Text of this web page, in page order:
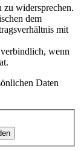
widersprechen.
dem
mit
wenn
Daten